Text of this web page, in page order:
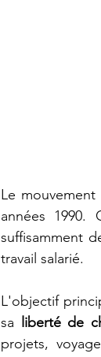
Le mouvement
années 1990.
suffisamment
travail salarié.
L'objectif
sa liberté de
projets,